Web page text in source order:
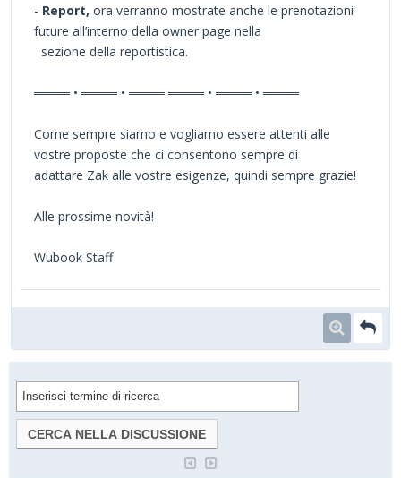
- Report, ora verranno mostrate anche le prenotazioni
future all’interno della owner page nella
sezione della reportistica.
════ • ════ • ════ ════ • ════ • ════
Come sempre siamo e vogliamo essere attenti alle
vostre proposte che ci consentono sempre di
adattare Zak alle vostre esigenze, quindi sempre grazie!
Alle prossime novità!
Wubook Staff